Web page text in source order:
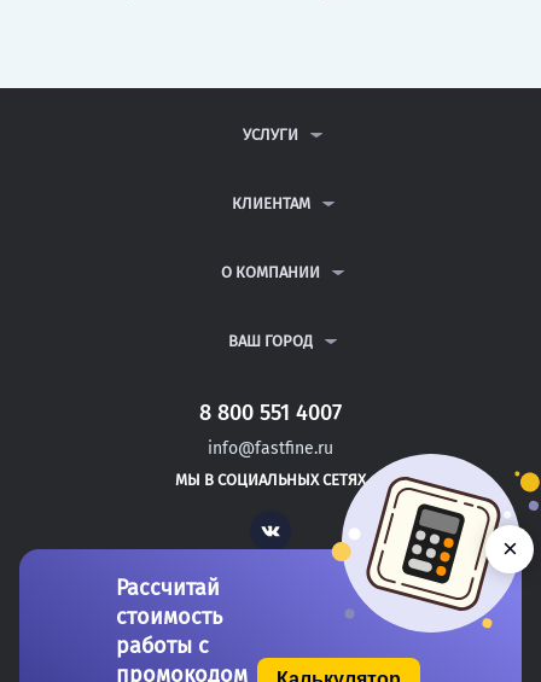
УСЛУГИ
ДИПЛОМНЫЕ РАБОТЫ
РЕФЕРАТЫ
КЛИЕНТАМ
ВОПРОСЫ И ОТВЕТЫ
ПОЛИТИКА КОНФИДЕНЦИАЛЬНОСТИ
О КОМПАНИИ
КОНТАКТЫ
ВАШ ГОРОД
САНКТ-ПЕТЕРБУРГ
РИГА
ТАЛЛИН
8 800 551 4007
info@fastfine.ru
МЫ В СОЦИАЛЬНЫХ СЕТЯХ
Vk
Рассчитай
стоимость
работы с
промокодом
×